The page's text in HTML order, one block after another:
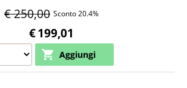
€ 250,00 Sconto 20.4%
€199,01